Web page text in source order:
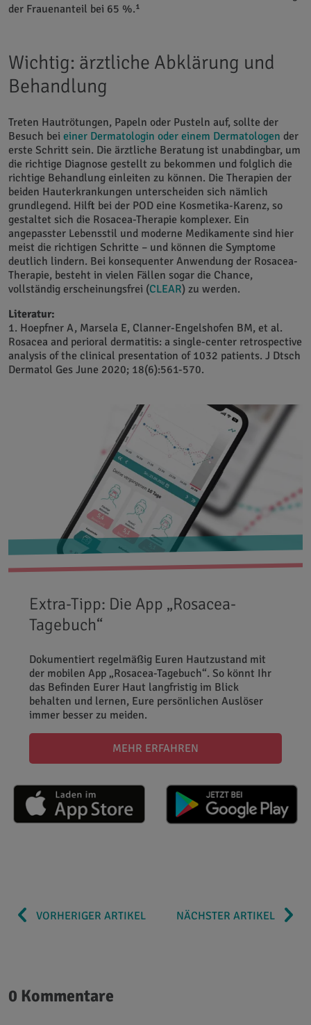
der Frauenanteil bei 65 %.¹
Wichtig: ärztliche Abklärung und
Behandlung
Treten Hautrötungen, Papeln oder Pusteln auf, sollte der
Besuch bei einer Dermatologin oder einem Dermatologen der
erste Schritt sein. Die ärztliche Beratung ist unabdingbar, um
die richtige Diagnose gestellt zu bekommen und folglich die
richtige Behandlung einleiten zu können. Die Therapien der
beiden Hauterkrankungen unterscheiden sich nämlich
grundlegend. Hilft bei der POD eine Kosmetika-Karenz, so
gestaltet sich die Rosacea-Therapie komplexer. Ein
angepasster Lebensstil und moderne Medikamente sind hier
meist die richtigen Schritte – und können die Symptome
deutlich lindern. Bei konsequenter Anwendung der Rosacea-
Therapie, besteht in vielen Fällen sogar die Chance,
vollständig erscheinungsfrei (CLEAR) zu werden.
Literatur:
1. Hoepfner A, Marsela E, Clanner-Engelshofen BM, et al.
Rosacea and perioral dermatitis: a single-center retrospective
analysis of the clinical presentation of 1032 patients. J Dtsch
Dermatol Ges June 2020; 18(6):561-570.
Extra-Tipp: Die App „Rosacea-
Tagebuch“
Dokumentiert regelmäßig Euren Hautzustand mit
der mobilen App „Rosacea-Tagebuch“. So könnt Ihr
das Befinden Eurer Haut langfristig im Blick
behalten und lernen, Eure persönlichen Auslöser
immer besser zu meiden.
MEHR ERFAHREN
VORHERIGER ARTIKEL NÄCHSTER ARTIKEL
0 Kommentare